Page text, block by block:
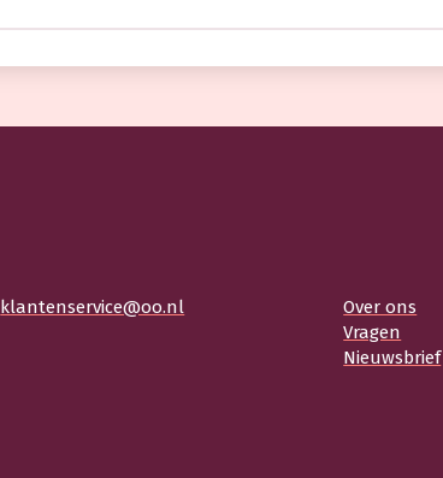
klantenservice@oo.nl
Over ons
Vragen
Nieuwsbrief